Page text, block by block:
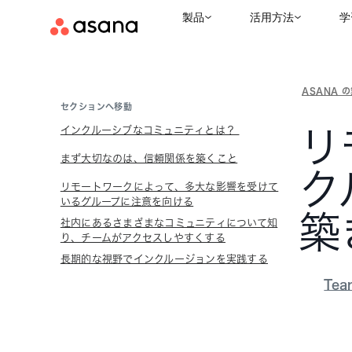
製品 活用方法
ASANA の
セクションへ移動
インクルーシブなコミュニティとは？
まず大切なのは、信頼関係を築くこと
リモートワークによって、多大な影響を受けて
いるグループに注意を向ける
社内にあるさまざまなコミュニティについて知
り、チームがアクセスしやすくする
長期的な視野でインクルージョンを実践する
築